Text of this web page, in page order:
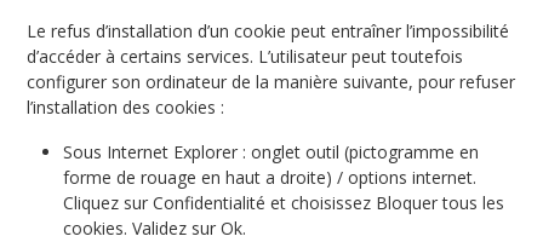
Le refus d’installation d’un cookie peut entraîner l’impossibilité
d’accéder à certains services. L’utilisateur peut toutefois
configurer son ordinateur de la manière suivante, pour refuser
l’installation des cookies :
Sous Internet Explorer : onglet outil (pictogramme en
forme de rouage en haut a droite) / options internet.
Cliquez sur Confidentialité et choisissez Bloquer tous les
cookies. Validez sur Ok.